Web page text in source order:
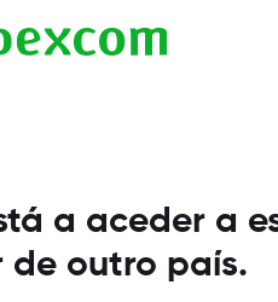
a aceder a
de outro país.